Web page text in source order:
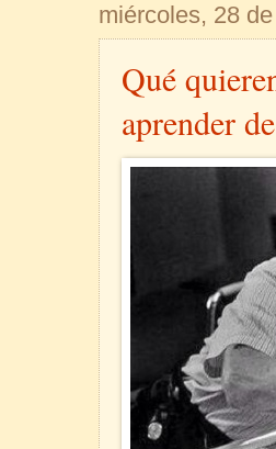
miércoles, 28
Qué
aprender